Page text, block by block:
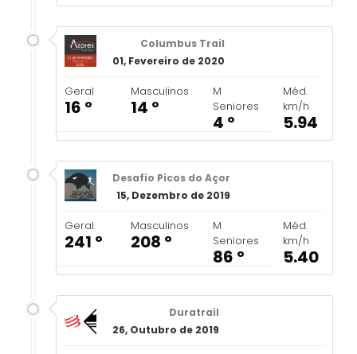
Columbus Trail
01, Fevereiro de 2020
Geral
16 º
Masculinos
14 º
M
Seniores
4 º
Méd.
km/h
5.94
Desafio Picos do Açor
15, Dezembro de 2019
Geral
241 º
Masculinos
208 º
M
Seniores
86 º
Méd.
km/h
5.40
Duratrail
26, Outubro de 2019